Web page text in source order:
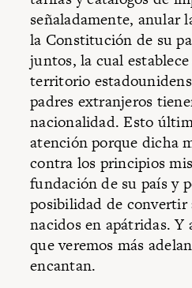
señaladamente, anular
la Constitución de su
juntos, la cual
territorio
padres extranjeros
nacionalidad. Esto
atención porque dicha
contra los principios
fundación de su país y
posibilidad de convertir
nacidos en apátridas. Y
que veremos más
encantan.